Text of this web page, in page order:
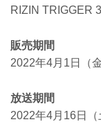
RIZIN TRIGGER
販売期間
2022年4月1日（
放送期間
2022年4月16日（